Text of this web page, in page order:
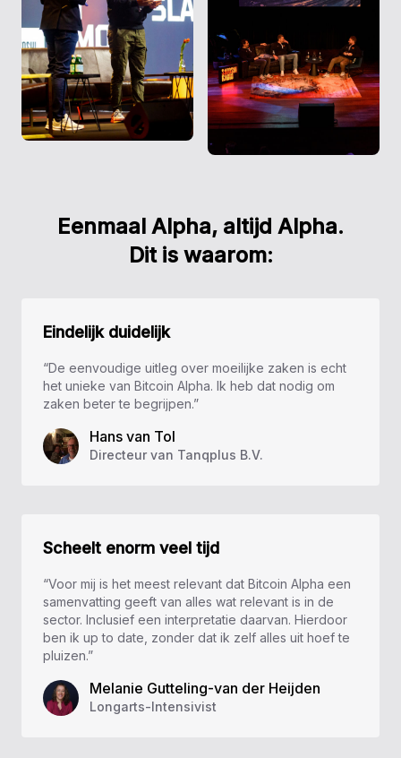
Eenmaal Alpha, altijd Alpha.
Dit is waarom:
Eindelijk duidelijk
“De eenvoudige uitleg over moeilijke zaken is echt
het unieke van Bitcoin Alpha. Ik heb dat nodig om
zaken beter te begrijpen.”
Hans van Tol
Directeur van Tanqplus B.V.
Scheelt enorm veel tijd
“Voor mij is het meest relevant dat Bitcoin Alpha een
samenvatting geeft van alles wat relevant is in de
sector. Inclusief een interpretatie daarvan. Hierdoor
ben ik up to date, zonder dat ik zelf alles uit hoef te
pluizen.”
Melanie Gutteling-van der Heijden
Longarts-Intensivist